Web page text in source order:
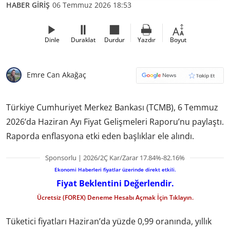
HABER GİRİŞ 06 Temmuz 2026 18:53
Dinle Duraklat Durdur Yazdır Boyut
Emre Can Akağaç
Türkiye Cumhuriyet Merkez Bankası (TCMB), 6 Temmuz
2026’da Haziran Ayı Fiyat Gelişmeleri Raporu’nu paylaştı.
Raporda enflasyona etki eden başlıklar ele alındı.
Sponsorlu | 2026/2Ç Kar/Zarar 17.84%-82.16%
Ekonomi Haberleri fiyatlar üzerinde direkt etkili.
Fiyat Beklentini Değerlendir.
Ücretsiz (FOREX) Deneme Hesabı Açmak İçin Tıklayın.
Tüketici fiyatları Haziran’da yüzde 0,99 oranında, yıllık